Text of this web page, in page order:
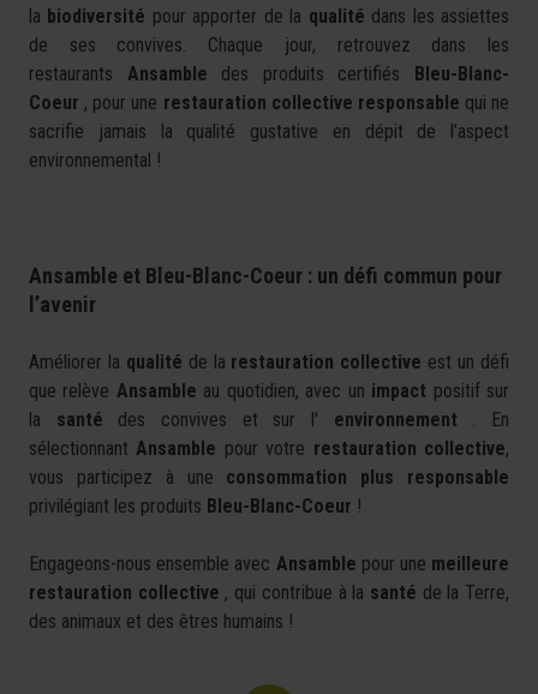
la biodiversité pour apporter de la qualité dans les assiettes
de ses convives. Chaque jour, retrouvez dans les
restaurants Ansamble des produits certifiés Bleu-Blanc-
Coeur , pour une restauration collective responsable qui ne
sacrifie jamais la qualité gustative en dépit de l’aspect
environnemental !
Ansamble et Bleu-Blanc-Coeur : un défi commun pour
l’avenir
Améliorer la qualité de la restauration collective est un défi
que relève Ansamble au quotidien, avec un impact positif sur
la santé des convives et sur l' environnement . En
sélectionnantAnsamble pour votre restauration collective,
vous participez à une consommation plus responsable
privilégiant les produits Bleu-Blanc-Coeur !
Engageons-nous ensemble avec Ansamble pour une meilleure
restauration collective , qui contribue à la santé de la Terre,
des animaux et des êtres humains !